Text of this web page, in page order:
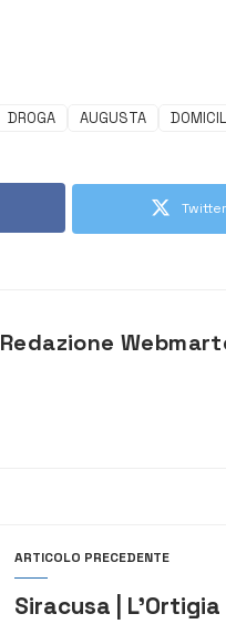
DROGA AUGUSTA
Twitter
Redazione
ARTICOLO PRECEDENTE
Siracusa | L’Ortigia